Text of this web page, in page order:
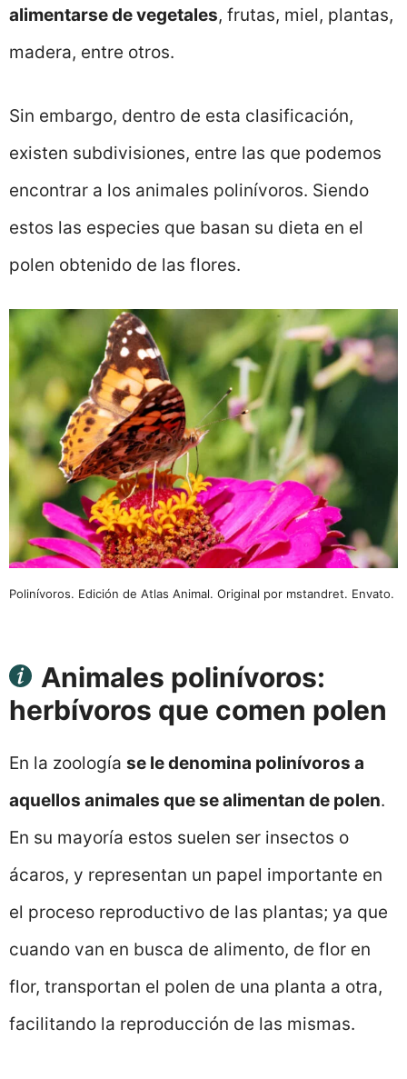
alimentarse de vegetales, frutas, miel, plantas,
madera, entre otros.
Sin embargo, dentro de esta clasificación,
existen subdivisiones, entre las que podemos
encontrar a los animales polinívoros. Siendo
estos las especies que basan su dieta en el
polen obtenido de las flores.
Polinívoros. Edición de Atlas Animal. Original por mstandret. Envato.
Animales polinívoros:
herbívoros que comen polen
En la zoología se le denomina polinívoros a
aquellos animales que se alimentan de polen.
En su mayoría estos suelen ser insectos o
ácaros, y representan un papel importante en
el proceso reproductivo de las plantas; ya que
cuando van en busca de alimento, de flor en
flor, transportan el polen de una planta a otra,
facilitando la reproducción de las mismas.